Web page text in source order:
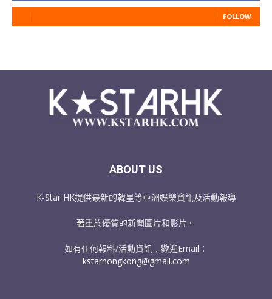
FOLLOW
ABOUT US
K-Star HK提供最新的韓星等亞洲娛樂資訊及活動報導
著重於優質的新聞圖片和影片。
如有任何報料/活動資訊﹐歡迎Email：
kstarhongkong@gmail.com